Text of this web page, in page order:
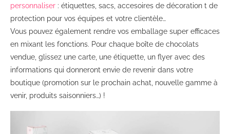
personnaliser : étiquettes, sacs, accesoires de décoration t de
protection pour vos équipes et votre clientèle…
Vous pouvez également rendre vos emballage super efficaces
en mixant les fonctions. Pour chaque boîte de chocolats
vendue, glissez une carte, une étiquette, un flyer avec des
informations qui donneront envie de revenir dans votre
boutique (promotion sur le prochain achat, nouvelle gamme à
venir, produits saisonniers…) !